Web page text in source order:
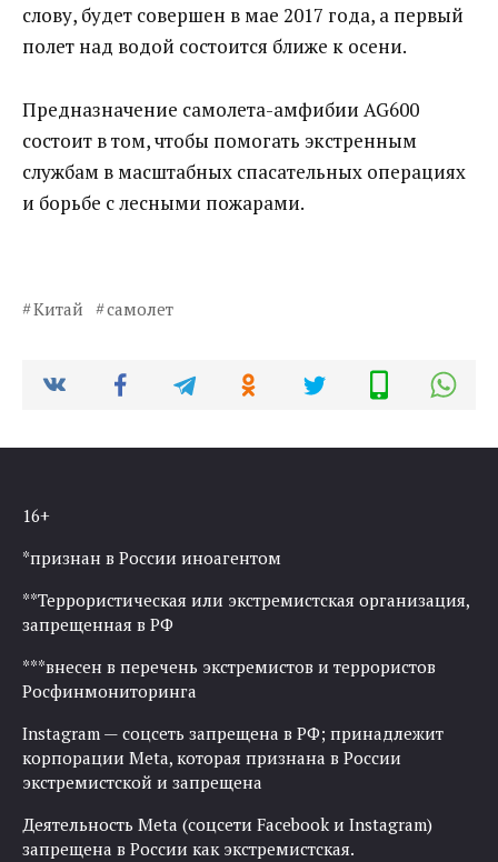
слову, будет совершен в мае 2017 года, а первый
полет над водой состоится ближе к осени.
Предназначение самолета-амфибии AG600
состоит в том, чтобы помогать экстренным
службам в масштабных спасательных операциях
и борьбе с лесными пожарами.
Китай самолет
16+
*признан в России иноагентом
**Террористическая или экстремистская организация,
запрещенная в РФ
***внесен в перечень экстремистов и террористов
Росфинмониторинга
Instagram — соцсеть запрещена в РФ; принадлежит
корпорации Meta, которая признана в России
экстремистской и запрещена
Деятельность Meta (соцсети Facebook и Instagram)
запрещена в России как экстремистская.